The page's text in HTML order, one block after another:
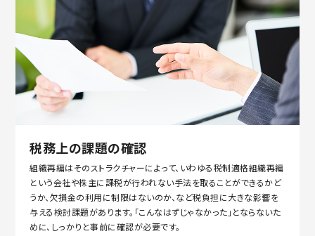
税務上の課題の確認
組織再編はそのストラクチャーによって、いわゆる税制適格組織再編
という会社や株主に課税が行われない手法を取ることができるかど
うか、欠損金の利用に制限はないのか、など税負担に大きな影響を
与える検討課題があります。「こんなはずじゃなかった」とならないた
めに、しっかりと事前に確認が必要です。